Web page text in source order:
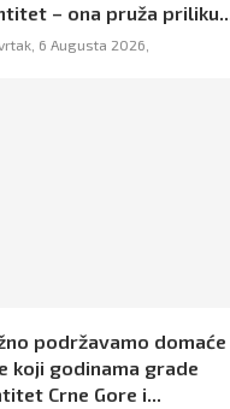
– ona pruža
6 Augusta 2026,
podržavamo domaće
koji godinama grade
Crne Gore i...